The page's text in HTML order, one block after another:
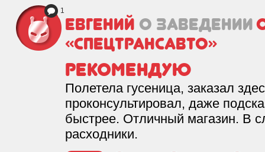
1
Евгений о заведении
«Спецтрансавто»
Рекомендую
Полетела гусеница, заказал
проконсультировал, даже
быстрее. Отличный магазин. В
расходники.